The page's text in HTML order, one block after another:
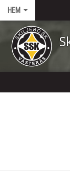
HEM